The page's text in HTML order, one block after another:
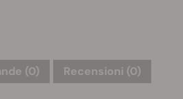
(0) Recensioni (0)